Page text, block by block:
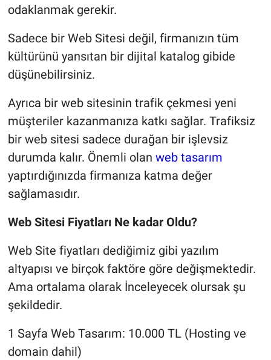
odaklanmak gerekir.
Sadece bir Web Sitesi değil, firmanızın tüm
kültürünü yansıtan bir dijital katalog gibide
düşünebilirsiniz.
Ayrıca bir web sitesinin trafik çekmesi yeni
müşteriler kazanmanıza katkı sağlar. Trafiksiz
bir web sitesi sadece durağan bir işlevsiz
durumda kalır. Önemli olan web tasarım
yaptırdığınızda firmanıza katma değer
sağlamasıdır.
Web Sitesi Fiyatları Ne kadar Oldu?
Web Site fiyatları dediğimiz gibi yazılım
altyapısı ve birçok faktöre göre değişmektedir.
Ama ortalama olarak İnceleyecek olursak şu
şekildedir.
1 Sayfa Web Tasarım: 10.000 TL (Hosting ve
domain dahil)